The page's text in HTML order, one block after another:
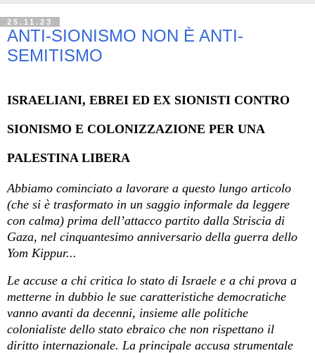
25.11.23
ANTI-SIONISMO NON È ANTI-
SEMITISMO
ISRAELIANI, EBREI ED EX SIONISTI CONTRO
SIONISMO E COLONIZZAZIONE PER UNA
PALESTINA LIBERA
Abbiamo cominciato a lavorare a questo lungo articolo
(che si è trasformato in un saggio informale da leggere
con calma) prima dell’attacco partito dalla Striscia di
Gaza, nel cinquantesimo anniversario della guerra dello
Yom Kippur...
Le accuse a chi critica lo stato di Israele e a chi prova a
metterne in dubbio le sue caratteristiche democratiche
vanno avanti da decenni, insieme alle politiche
colonialiste dello stato ebraico che non rispettano il
diritto internazionale. La principale accusa strumentale